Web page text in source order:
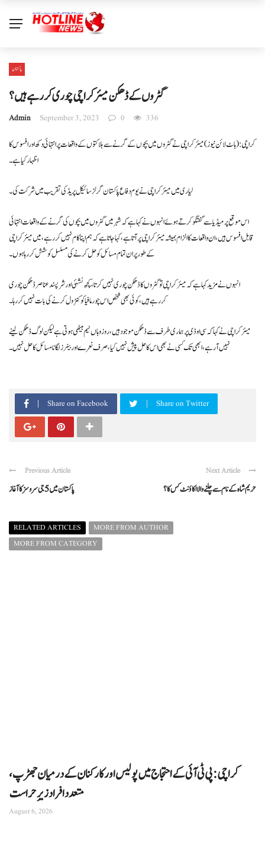
پاکستان
گٹروں کے ڈھکن میئر کراچی چوری کر رہے ہیں ؟
Admin September 3, 2023 0 336
کراچی: ( ہاٹ لائن نیوز) میئر کراچی نے گٹروں میں بچوں کے گرنے سے ہلاکتوں کے واقعات پر انتہائی دکھ اور افسوس کا
اظہار کیا ہے۔
لیاری میں میئر کراچی نے یوم دفاع پاکستان گرلز سائیکل پریڈ کی تقریب میں شرکت کی۔
اس موقع پر میڈیا سے گفتگو کرتے ہوئے انہوں نے کہا ہے کہ شہر میں گٹروں میں بچوں کی گرنے کے واقعات انتہائی
قابل افسوس ہیں، ان واقعات کا الزام ہمیشہ میئر کراچی پر آتا ہے، کہا جاتا ہے کہ ہم اپنا کام نہیں کررہے، میں میئر کراچی
کے طور پر ان تمام مسائل کو حل کرنے کی مسلسل کوشش کررہا ہوں ۔
انہوں نے مزید کہا ہے کہ میئر کراچی تو گٹروں کا ڈھکن چوری نہیں کرتا، کچھ نشئی اور شر پسند عناصر ڈھکن چوری
کررہے ہیں، کوئی بھی شخص اس چور مافیا کو کنٹرول کرنے کی بات نہیں کر رہا۔
میئر کراچی نے کہا کہ سی او ڈی پر ہماری طرف سے ڈھکن موجود ہیں، روز وہاں ٹیم بیٹھی ہوتی ہے لیکن لوگ ڈھکن لینے
نہیں آرہے، ابھی تک کسی نے بھی اس کا حل پیش نہیں کیا، صرف نعرے اور بینرز لگانا مسائل کا حل نہیں ۔
Share on Facebook Share on Twitter
Previous Article
پاکستان میں 5 جی سروسز کا آغاز
Next Article
حریم شاہ کے نام سے چلنے والا اکاؤنٹ کس کا ؟
RELATED ARTICLES
MORE FROM AUTHOR
MORE FROM CATEGORY
کراچی: پی ٹی آئی کے احتجاج میں پولیس اور کارکنان کے درمیان جھڑپ،
متعدد افراد زیرِ حراست
August 6, 2026